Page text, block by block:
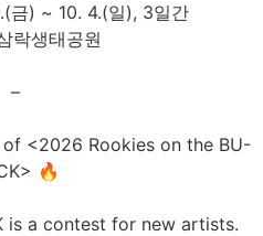
금) ~ 10. 4.(일), 3일간
락생태공원
–
of <2026 Rookies on the BU-
🔥
is a contest for new artists.